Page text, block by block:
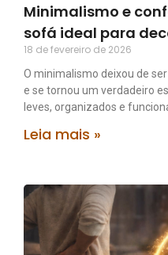
Minimalismo e
sofá ideal para
18 de fevereiro de 2026
O minimalismo deixou de
e se tornou um verdadeiro
leves, organizados e
Leia mais »